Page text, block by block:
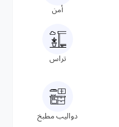
أمن
تراس
دواليب مطبخ